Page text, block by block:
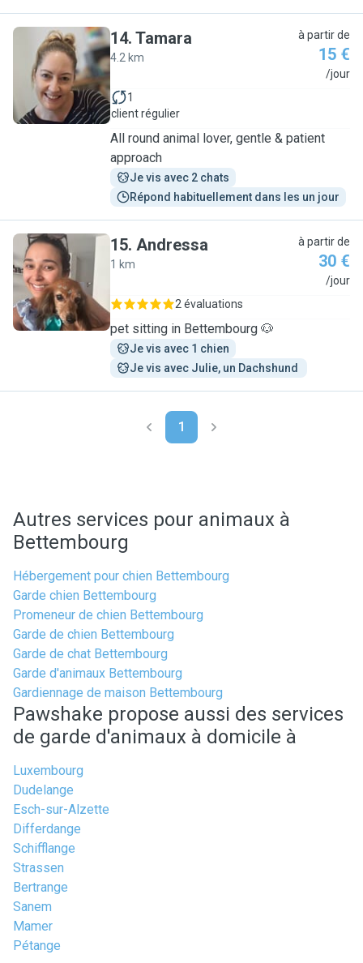
T
14. Tamara
4.2 km
à partir de
15 €
/jour
1
client régulier
All round animal lover, gentle & patient
approach
Je vis avec 2 chats
Répond habituellement dans les un jour
A
15. Andressa
1 km
à partir de
30 €
/jour
2 évaluations
pet sitting in Bettembourg 🐶
Je vis avec 1 chien
Je vis avec Julie, un Dachshund
1
Autres services pour animaux à
Bettembourg
Hébergement pour chien Bettembourg
Garde chien Bettembourg
Promeneur de chien Bettembourg
Garde de chien Bettembourg
Garde de chat Bettembourg
Garde d'animaux Bettembourg
Gardiennage de maison Bettembourg
Pawshake propose aussi des services
de garde d'animaux à domicile à
Luxembourg
Dudelange
Esch-sur-Alzette
Differdange
Schifflange
Strassen
Bertrange
Sanem
Mamer
Pétange